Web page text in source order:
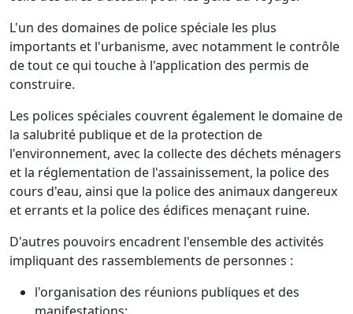
L'un des domaines de police spéciale les plus
importants et l'urbanisme, avec notamment le contrôle
de tout ce qui touche à l'application des permis de
construire.
Les polices spéciales couvrent également le domaine de
la salubrité publique et de la protection de
l'environnement, avec la collecte des déchets ménagers
et la réglementation de l'assainissement, la police des
cours d'eau, ainsi que la police des animaux dangereux
et errants et la police des édifices menaçant ruine.
D'autres pouvoirs encadrent l'ensemble des activités
impliquant des rassemblements de personnes :
l'organisation des réunions publiques et des
manifestations;